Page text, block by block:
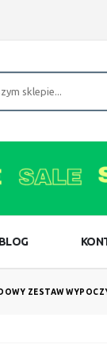
BLOG
ZESTAW